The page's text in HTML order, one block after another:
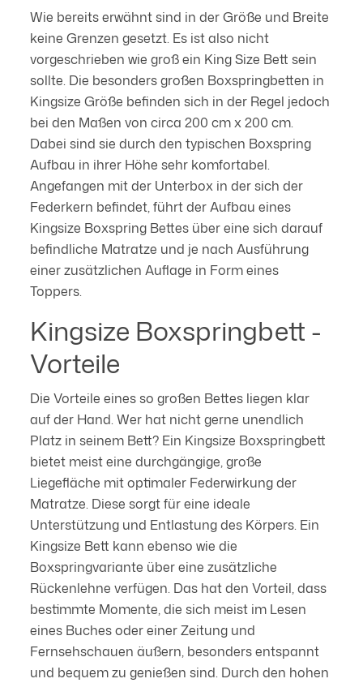
Wie bereits erwähnt sind in der Größe und Breite
keine Grenzen gesetzt. Es ist also nicht
vorgeschrieben wie groß ein King Size Bett sein
sollte. Die besonders großen Boxspringbetten in
Kingsize Größe befinden sich in der Regel jedoch
bei den Maßen von circa 200 cm x 200 cm.
Dabei sind sie durch den typischen Boxspring
Aufbau in ihrer Höhe sehr komfortabel.
Angefangen mit der Unterbox in der sich der
Federkern befindet, führt der Aufbau eines
Kingsize Boxspring Bettes über eine sich darauf
befindliche Matratze und je nach Ausführung
einer zusätzlichen Auflage in Form eines
Toppers.
Kingsize Boxspringbett -
Vorteile
Die Vorteile eines so großen Bettes liegen klar
auf der Hand. Wer hat nicht gerne unendlich
Platz in seinem Bett? Ein Kingsize Boxspringbett
bietet meist eine durchgängige, große
Liegefläche mit optimaler Federwirkung der
Matratze. Diese sorgt für eine ideale
Unterstützung und Entlastung des Körpers. Ein
Kingsize Bett kann ebenso wie die
Boxspringvariante über eine zusätzliche
Rückenlehne verfügen. Das hat den Vorteil, dass
bestimmte Momente, die sich meist im Lesen
eines Buches oder einer Zeitung und
Fernsehschauen äußern, besonders entspannt
und bequem zu genießen sind. Durch den hohen